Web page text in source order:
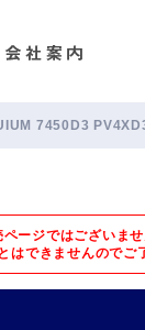
7450D3
ージではございま
はできませんのでご